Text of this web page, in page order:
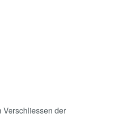
Verschliessen der